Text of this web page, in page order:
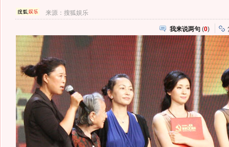
来源：搜狐娱乐
我来说两句 (0)